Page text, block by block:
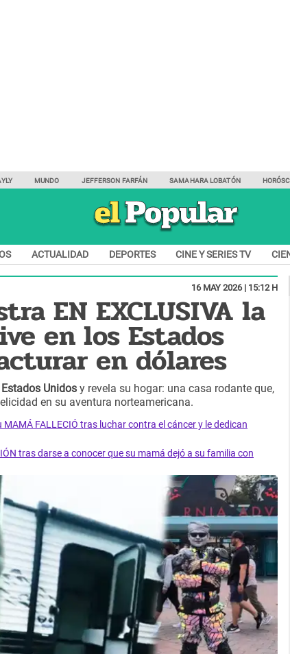
MUNDO JEFFERSON FARFÁN SAMAHARA LOBATÓN
ACTUALIDAD DEPORTES CINE Y SERIES TV
16 MAY 2026 | 15:12 H
EN EXCLUSIVA la
en los Estados
en dólares
Estados Unidos y revela su hogar: una casa rodante que,
en su aventura norteamericana.
FALLECIÓ tras luchar contra el cáncer y le dedican
tras darse a conocer que su mamá dejó a su familia con